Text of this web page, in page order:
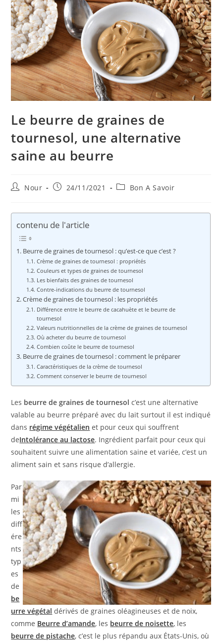
Le beurre de graines de
tournesol, une alternative
saine au beurre
Auteur/autrice
publication :
Nour
Publication
24/11/2021
PostBon A Savoir
contenu de l'article
Beurre de graines de tournesol : qu’est-ce que c’est ?
Crème de graines de tournesol : propriétés
Couleurs et types de graines de tournesol
Les bienfaits des graines de tournesol
Contre-indications du beurre de tournesol
Crème de graines de tournesol : les propriétés
Différence entre le beurre de cacahuète et le beurre de
tournesol
Valeurs nutritionnelles de la crème de graines de tournesol
Où acheter du beurre de tournesol
Combien coûte le beurre de tournesol
Beurre de graines de tournesol : comment le préparer
Caractéristiques de la crème de tournesol
Comment conserver le beurre de tournesol
Les beurre de graines de tournesolc’est une alternative
valable au beurre préparé avec du lait surtout il est indiqué
dans régime végétalien et pour ceux qui souffrent
deIntolérance au lactose. Ingrédient parfait pour ceux qui
souhaitent suivre une alimentation saine et variée, c’est un
aliment sain et sans risque d’allergie.
Par
mi
les
diff
ére
nts
typ
es
de
be
urre végétal dérivés de graines oléagineuses et de noix,
comme Beurre d’amande, les beurre de noisette, les
beurre de pistache, c’est le plus répandu aux États-Unis, où